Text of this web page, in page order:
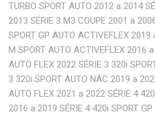
TURBO SPORT AUTO 2012 a 2014
2013 SÉRIE 3 M3 COUPE 2001 a
SPORT GP AUTO ACTIVEFLEX 2019
M SPORT AUTO ACTIVEFLEX 2016
AUTO FLEX 2022 SÉRIE 3 320i
3 320i SPORT AUTO NAC 2019 a
AUTO FLEX 2021 a 2022 SÉRIE 4
2016 a 2019 SÉRIE 4 420i SPORT